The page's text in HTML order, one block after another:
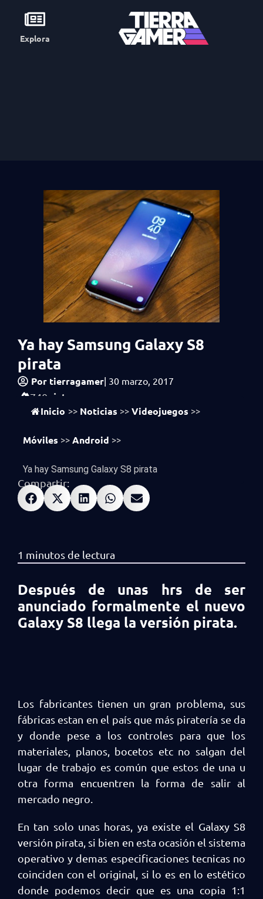
Explora
Ya hay Samsung Galaxy S8
pirata
Por tierragamer| 30 marzo, 2017
740 vistas
Inicio >> Noticias >> Videojuegos >>
Móviles >> Android >>
Ya hay Samsung Galaxy S8 pirata
Compartir:
Después de unas hrs de ser
anunciado formalmente el nuevo
Galaxy S8 llega la versión pirata.
Los fabricantes tienen un gran problema, sus
fábricas estan en el país que más piratería se da
y donde pese a los controles para que los
materiales, planos, bocetos etc no salgan del
lugar de trabajo es común que estos de una u
otra forma encuentren la forma de salir al
mercado negro.
En tan solo unas horas, ya existe el Galaxy S8
versión pirata, si bien en esta ocasión el sistema
operativo y demas especificaciones tecnicas no
coinciden con el original, si lo es en lo estético
donde podemos decir que es una copia 1:1